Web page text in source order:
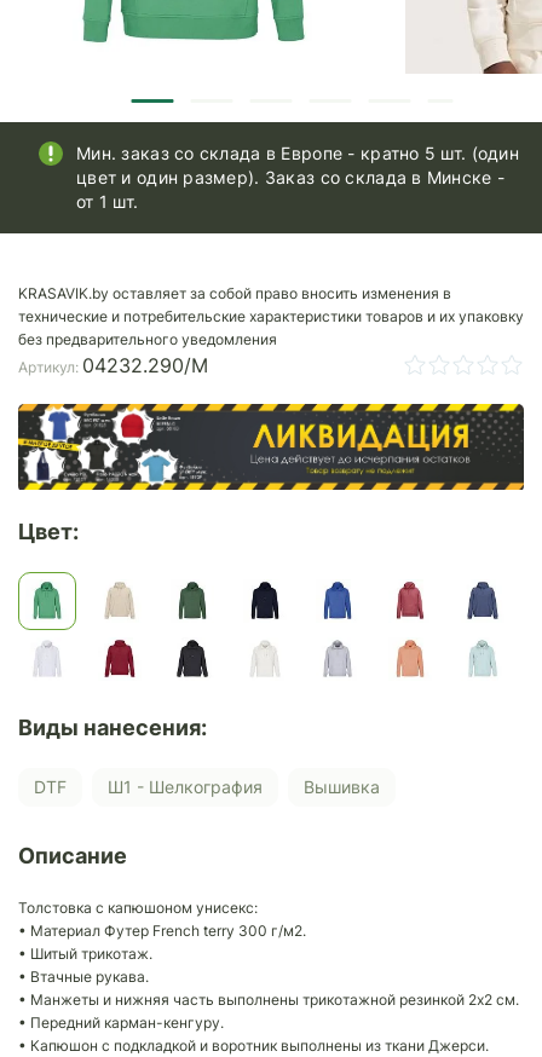
Мин. заказ со склада в Европе - кратно 5 шт. (один
цвет и один размер). Заказ со склада в Минске -
от 1 шт.
KRASAVIK.by оставляет за собой право вносить изменения в
технические и потребительские характеристики товаров и их упаковку
без предварительного уведомления
Артикул: 04232.290/M
Цвет:
Виды нанесения:
DTF Ш1 - Шелкография Вышивка
Описание
Толстовка с капюшоном унисекс:
• Материал Футер French terry 300 г/м2.
• Шитый трикотаж.
• Втачные рукава.
• Манжеты и нижняя часть выполнены трикотажной резинкой 2x2 см.
• Передний карман-кенгуру.
• Капюшон с подкладкой и воротник выполнены из ткани Джерси.